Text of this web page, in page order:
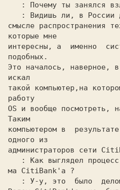
: Почему ты занялся
: Видишь ли, в России
смысле распространения
которые мне
интересны, а  именно
подобных.
Это началось, наверное,
искал
такой компьютер,на
работу
OS и вообще посмотреть,
Таким
компьютером в
одного из
администраторов сети
: Как выглядел
ма CitiBank'а ?
: У-у, это  было